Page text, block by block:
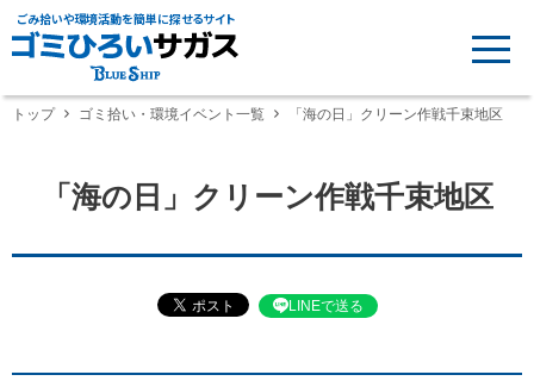
ごみ拾いや環境活動を簡単に探せるサイト
トップ ゴミ拾い・環境イベント一覧 「海の日」クリーン作戦千束地区
「海の日」クリーン作戦千束地区
LINEで送る